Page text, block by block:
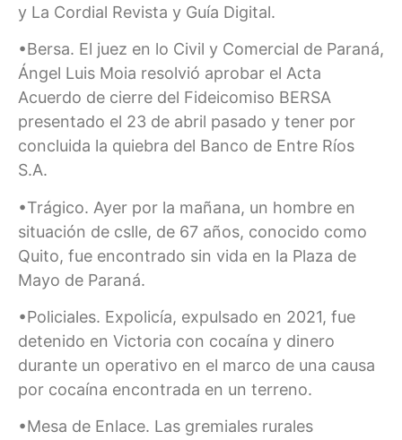
y La Cordial Revista y Guía Digital.
•Bersa. El juez en lo Civil y Comercial de Paraná,
Ángel Luis Moia resolvió aprobar el Acta
Acuerdo de cierre del Fideicomiso BERSA
presentado el 23 de abril pasado y tener por
concluida la quiebra del Banco de Entre Ríos
S.A.
•Trágico. Ayer por la mañana, un hombre en
situación de cslle, de 67 años, conocido como
Quito, fue encontrado sin vida en la Plaza de
Mayo de Paraná.
•Policiales. Expolicía, expulsado en 2021, fue
detenido en Victoria con cocaína y dinero
durante un operativo en el marco de una causa
por cocaína encontrada en un terreno.
•Mesa de Enlace. Las gremiales rurales